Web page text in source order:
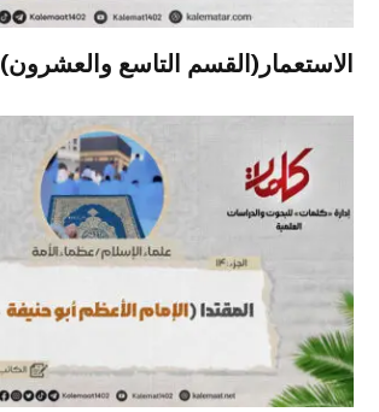
الاستعمار(القسم التاسع والعشرون)